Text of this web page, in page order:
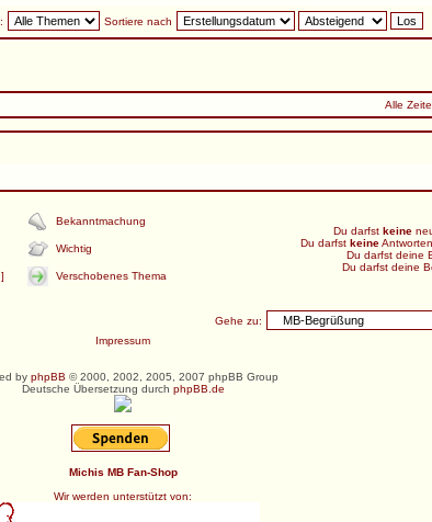
Sortiere nach
Alle
Bekanntmachung
Wichtig
Verschobenes Thema
Du darfst keine
Du darfst keine
Du darfst deine
Du darfst deine
Gehe zu:
Impressum
by phpBB © 2000, 2002, 2005, 2007 phpBB Group
Deutsche Übersetzung durch phpBB.de
Michis MB Fan-Shop
Wir werden unterstützt von: